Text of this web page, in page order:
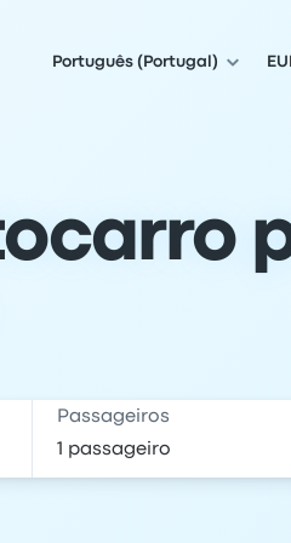
Português (Portugal)
Passageiros